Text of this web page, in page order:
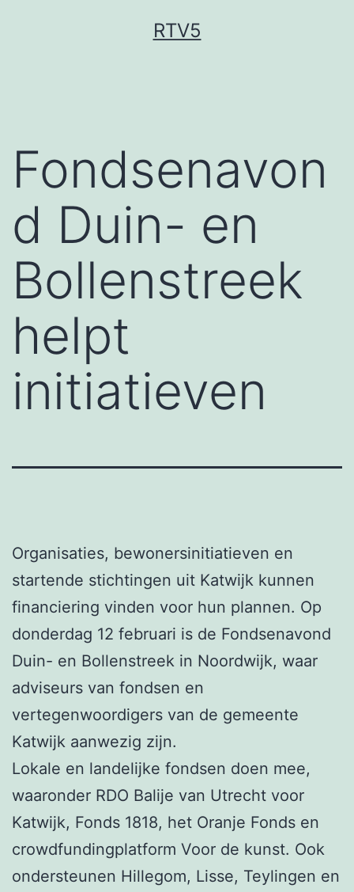
RTV5
Fondsenavon
d Duin- en
Bollenstreek
helpt
initiatieven
Organisaties, bewonersinitiatieven en
startende stichtingen uit Katwijk kunnen
financiering vinden voor hun plannen. Op
donderdag 12 februari is de Fondsenavond
Duin- en Bollenstreek in Noordwijk, waar
adviseurs van fondsen en
vertegenwoordigers van de gemeente
Katwijk aanwezig zijn.
Lokale en landelijke fondsen doen mee,
waaronder RDO Balije van Utrecht voor
Katwijk, Fonds 1818, het Oranje Fonds en
crowdfundingplatform Voor de kunst. Ook
ondersteunen Hillegom, Lisse, Teylingen en